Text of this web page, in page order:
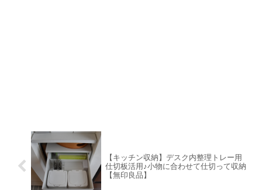
【キッチン収納】デスク内整理トレー用
仕切板活用♪小物に合わせて仕切って収納
【無印良品】